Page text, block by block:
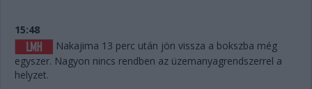
15:48
Nakajima 13 perc után jön vissza a bokszba még
egyszer. Nagyon nincs rendben az üzemanyagrendszerrel a
helyzet.